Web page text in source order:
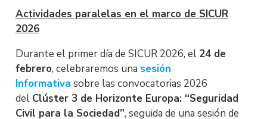
Actividades paralelas en el marco de SICUR
2026
Durante el primer día de SICUR 2026, el 24 de
febrero, celebraremos una sesión
Informativa sobre las convocatorias 2026
del Clúster 3 de Horizonte Europa: “Seguridad
Civil para la Sociedad”, seguida de una sesión de